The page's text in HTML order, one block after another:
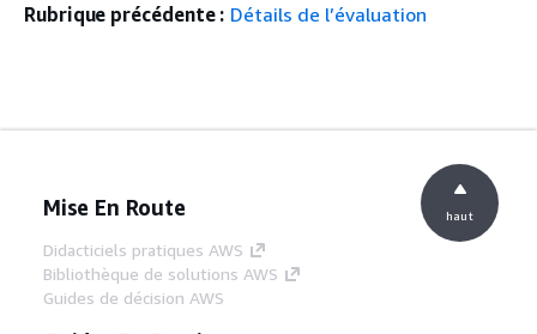
Rubrique précédente : Détails de l’évaluation
Mise En Route
Didacticiels pratiques AWS
Bibliothèque de solutions AWS
Guides de décision AWS
haut